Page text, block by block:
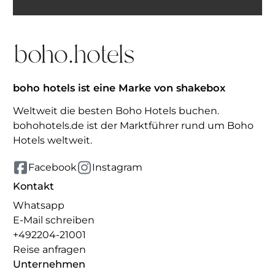
boho hotels ist eine Marke von shakebox
Weltweit die besten Boho Hotels buchen.
bohohotels.de ist der Marktführer rund um Boho
Hotels weltweit.
Facebook Instagram
Kontakt
Whatsapp
E-Mail schreiben
+492204-21001
Reise anfragen
Unternehmen